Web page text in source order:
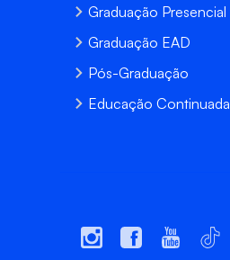
Graduação Presencial
Graduação EAD
Pós-Graduação
Educação Continuada